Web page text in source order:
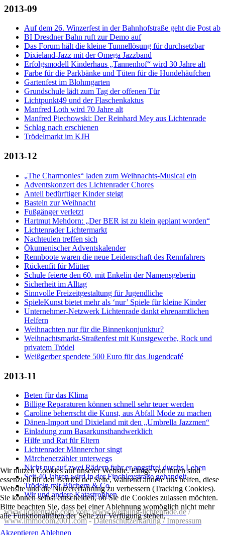
2013-09
Auf dem 26. Winzerfest in der Bahnhofstraße geht die Post ab
BI Dresdner Bahn ruft zur Demo auf
Das Forum hält die kleine Tunnellösung für durchsetzbar
Dixieland-Jazz mit der Omega Jazzband
Erfolgsmodell Kinderhaus „Tannenhof“ wird 30 Jahre alt
Farbe für die Parkbänke und Tüten für die Hundehäufchen
Gartenfest im Blohmgarten
Grundschule lädt zum Tag der offenen Tür
Lichtpunkt49 und der Flaschenkaktus
Manfred Loth wird 70 Jahre alt
Manfred Piechowski: Der Reinhard Mey aus Lichtenrade
Schlag nach erschienen
Trödelmarkt im KJH
2013-12
„The Charmonies“ laden zum Weihnachts-Musical ein
Adventskonzert des Lichtenrader Chores
Anteil bedürftiger Kinder steigt
Basteln zur Weihnacht
Fußgänger verletzt
Hartmut Mehdorn: „Der BER ist zu klein geplant worden“
Lichtenrader Lichtermarkt
Nachteulen treffen sich
Ökumenischer Adventskalender
Rennboote waren die neue Leidenschaft des Rennfahrers
Rückenfit für Mütter
Schule feierte den 60. mit Enkelin der Namensgeberin
Sicherheit im Alltag
Sinnvolle Freizeitgestaltung für Jugendliche
SpieleKunst bietet mehr als ‘nur’ Spiele für kleine Kinder
Unternehmer-Netzwerk Lichtenrade dankt ehrenamtlichen
Helfern
Weihnachten nur für die Binnenkonjunktur?
Weihnachtsmarkt-Straßenfest mit Kunstgewerbe, Rock und
privatem Trödel
Weißgerber spendete 500 Euro für das Jugendcafé
2013-11
Beten für das Klima
Billige Reparaturen können schnell sehr teuer werden
Caroline beherrscht die Kunst, aus Abfall Mode zu machen
Dänen-Import und Dixieland mit den „Umbrella Jazzmen“
Einladung zum Basarkunsthandwerklich
Hilfe und Rat für Eltern
Lichtenrader Männerchor singt
Märchenerzähler unterwegs
Nicht nur auf zwei Rädern fuhr er angstfrei durchs Leben
Seit 40 Jahren wird in der Finchleystraße gehandelt
Trödeln mit Büchern & Co
Wir und andere Katastrophen
www.lichtenrade.comvon:www.werbung-lichtenrade.de/
www.immocom2001.com-Datenschutzerkärung / Impressum
Wir nutzen Cookies auf unserer Website. Einige von ihnen sind
essenziell für den Betrieb der Seite, während andere uns helfen, diese
Website und die Nutzererfahrung zu verbessern (Tracking Cookies).
Sie können selbst entscheiden, ob Sie die Cookies zulassen möchten.
Bitte beachten Sie, dass bei einer Ablehnung womöglich nicht mehr
alle Funktionalitäten der Seite zur Verfügung stehen.
Akzeptieren Ablehnen